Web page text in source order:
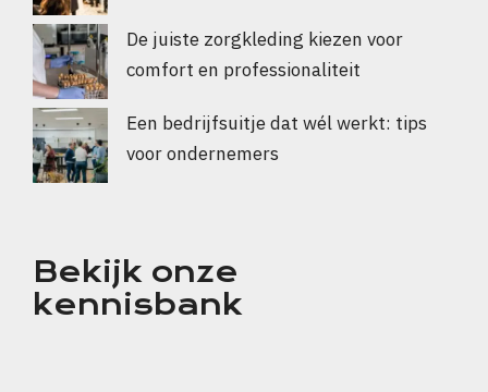
De juiste zorgkleding kiezen voor
comfort en professionaliteit
Een bedrijfsuitje dat wél werkt: tips
voor ondernemers
Bekijk onze
kennisbank